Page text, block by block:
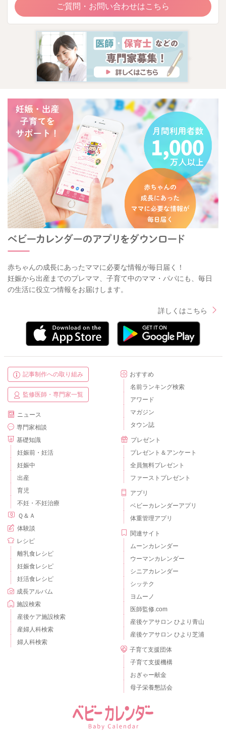
ご質問・お問い合わせはこちら
赤ちゃんの成長にあったママに必要な情報が毎日届く！
妊娠から出産までのプレママ、子育て中のママ・パパにも、毎日
の生活に役立つ情報をお届けします。
詳しくはこちら
記事制作への取り組み
監修医師・専門家一覧
ニュース
専門家相談
基礎知識
妊娠前・妊活
妊娠中
出産
育児
不妊・不妊治療
Ｑ＆Ａ
体験談
レシピ
離乳食レシピ
妊娠食レシピ
妊活食レシピ
成長アルバム
施設検索
産後ケア施設検索
産婦人科検索
婦人科検索
おすすめ
名前ランキング検索
アワード
マガジン
タウン誌
プレゼント
プレゼント＆アンケート
全員無料プレゼント
ファーストプレゼント
アプリ
ベビーカレンダーアプリ
体重管理アプリ
関連サイト
ムーンカレンダー
ウーマンカレンダー
シニアカレンダー
シッテク
ヨムーノ
医師監修.com
産後ケアサロン ひより青山
産後ケアサロン ひより芝浦
子育て支援団体
子育て支援機構
おぎゃー献金
母子栄養懇話会